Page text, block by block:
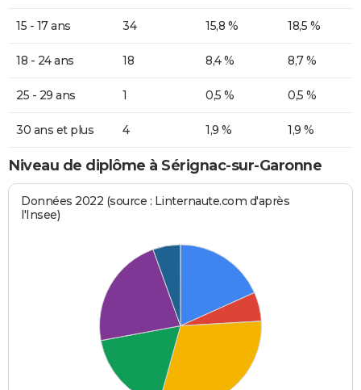
15 - 17 ans 34 15,8 % 18,5 %
18 - 24 ans 18 8,4 % 8,7 %
25 - 29 ans 1 0,5 % 0,5 %
30 ans et plus 4 1,9 % 1,9 %
Niveau de diplôme à Sérignac-sur-Garonne
Données 2022 (source : Linternaute.com d'après
l'Insee)